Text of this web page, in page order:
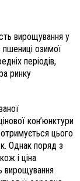
вирощування у
пшениці озимої
періодів,
ринку
кон’юнктури
цього
Однак поряд з
і ціна
вирощування